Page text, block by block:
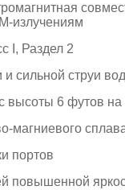
излучениям
I, Раздел 2
и сильной струи
высоты 6 футов на
магниевого
портов
повышенной